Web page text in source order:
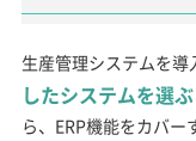
生産管理システムを導
したシステムを選
ら、ERP機能をカバ